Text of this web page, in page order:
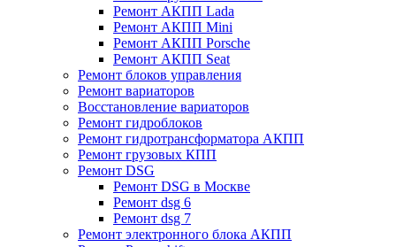
Ремонт АКПП Lada
Ремонт АКПП Mini
Ремонт АКПП Porsche
Ремонт АКПП Seat
Ремонт блоков управления
Ремонт вариаторов
Восстановление вариаторов
Ремонт гидроблоков
Ремонт гидротрансформатора АКПП
Ремонт грузовых КПП
Ремонт DSG
Ремонт DSG в Москве
Ремонт dsg 6
Ремонт dsg 7
Ремонт электронного блока АКПП